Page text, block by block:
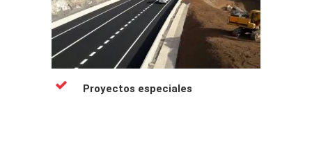
Proyectos especiales